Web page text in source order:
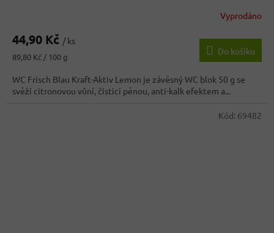
Vyprodáno
44,90 Kč / ks
Měrná
89,80 Kč / 100 g
Do košíku
WC Frisch Blau Kraft-Aktiv Lemon je závěsný WC blok 50 g se
svěží citronovou vůní, čisticí pěnou, anti-kalk efektem a...
Kód: 69482